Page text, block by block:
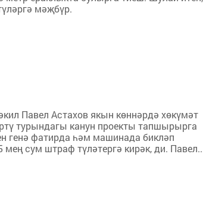
мәҗбүр.
Павел Астахов якын көннәрдә хөкүмәт
турындагы канун проекты тапшырырга
генә фатирда һәм машинада бикләп
сум штраф түләтергә кирәк, ди.